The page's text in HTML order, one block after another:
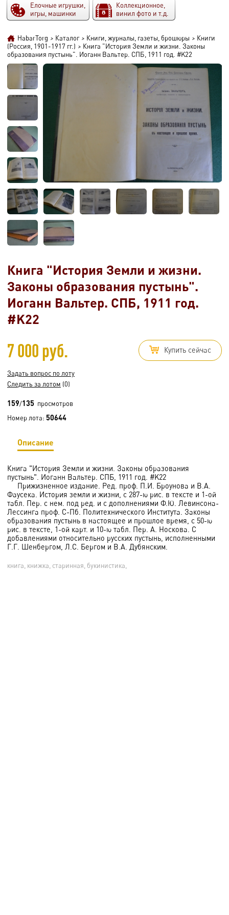
Елочные игрушки,
игры, машинки
Коллекционное,
винил фото и т.д.
HabarTorg > Каталог > Книги, журналы, газеты, брошюры > Книги
(Россия, 1901-1917 гг.) > Книга "История Земли и жизни. Законы
образования пустынь". Иоганн Вальтер. СПБ, 1911 год. #K22
Книга "История Земли и жизни.
Законы образования пустынь".
Иоганн Вальтер. СПБ, 1911 год.
#K22
7 000 руб. Купить сейчас
Задать вопрос по лоту
Следить за лотом (0)
159/135 просмотров
Номер лота: 50644
Описание
Книга "История Земли и жизни. Законы образования
пустынь". Иоганн Вальтер. СПБ, 1911 год. #K22
Прижизненное издание. Ред. проф. П.И. Броунова и В.А.
Фаусека. История земли и жизни, с 287-ю рис. в тексте и 1-ой
табл. Пер. с нем. под ред. и с дополнениями Ф.Ю. Левинсона-
Лессинга проф. С-Пб. Политехнического Института. Законы
образования пустынь в настоящее и прошлое время, с 50-ю
рис. в тексте, 1-ой карт. и 10-ю табл. Пер. А. Носкова. С
добавлениями относительно русских пустынь, исполненными
Г.Г. Шенбергом, Л.С. Бергом и В.А. Дубянским.
книга, книжка, старинная, букинистика,